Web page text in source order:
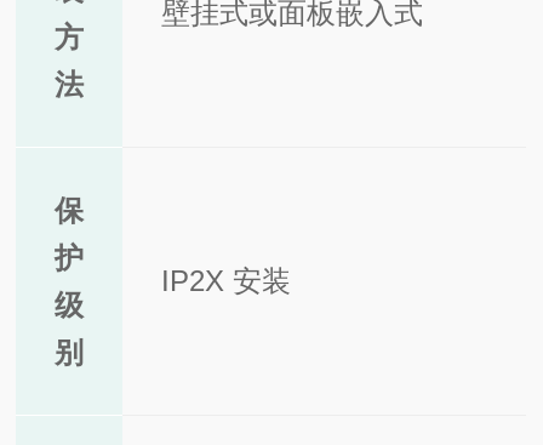
方
法
壁挂式或面板嵌入式
保
护
级
别
IP2X 安装